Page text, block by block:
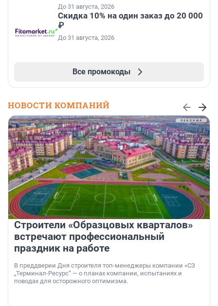
До 31 августа, 2026
Скидка 10% на один заказ до 20 000
₽
До 31 августа, 2026
Все промокоды
НОВОСТИ КОМПАНИЙ
Строители «Образцовых кварталов»
встречают профессиональный
праздник на работе
В преддверии Дня строителя топ-менеджеры компании «СЗ
„Терминал-Ресурс“ — о планах компании, испытаниях и
поводах для осторожного оптимизма.